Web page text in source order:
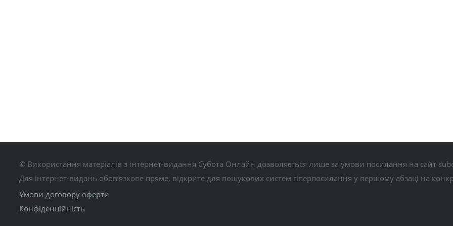
© Використання матеріалів з інтернет-видання Субота Онлайн дозволяється лише за умови посилання на сайт
Для інтернет-видань обов’язкове пряме, відкрите для пошукових систем гіперпосилання у першому абзаці на
Умови договору оферти
Конфіденційність